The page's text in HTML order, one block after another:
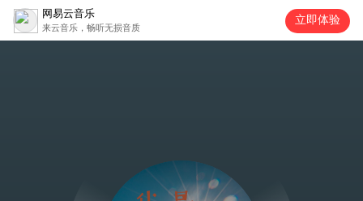
网易云音乐
来云音乐，畅听无损音质
立即体验